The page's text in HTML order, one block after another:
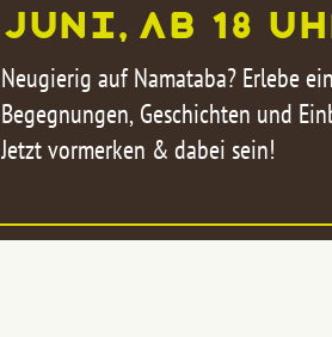
Juni, ab 18
Neugierig auf Namataba? Erlebe
Begegnungen, Geschichten und
Jetzt vormerken & dabei sein!